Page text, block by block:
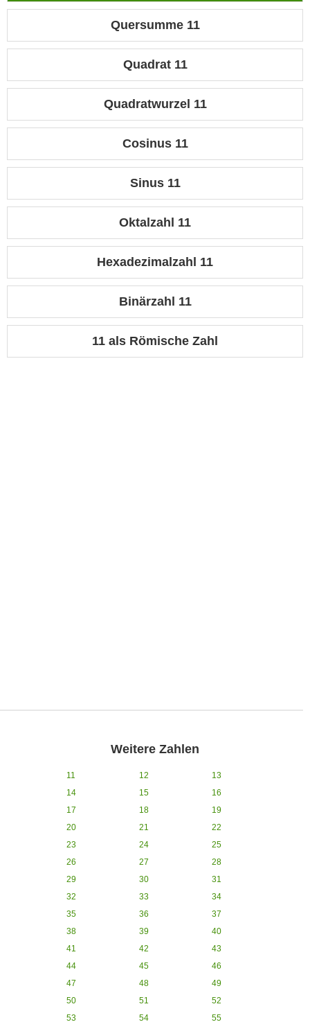
Quersumme 11
Quadrat 11
Quadratwurzel 11
Cosinus 11
Sinus 11
Oktalzahl 11
Hexadezimalzahl 11
Binärzahl 11
11 als Römische Zahl
Weitere Zahlen
11 12
13
14
15
16
17
18
19
20
21
22
23
24
25
26
27
28
29
30
31
32
33
34
35
36
37
38
39
40
41
42
43
44
45
46
47
48
49
50
51
52
53
54
55